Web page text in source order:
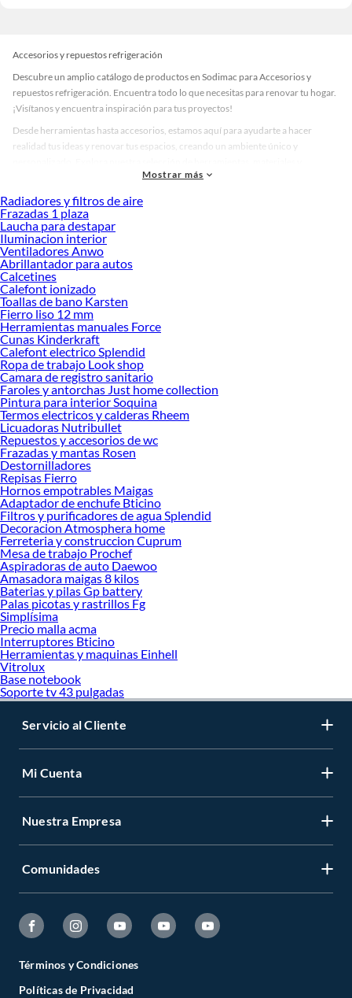
Accesorios y repuestos refrigeración
Descubre un amplio catálogo de productos en Sodimac para Accesorios y
repuestos refrigeración. Encuentra todo lo que necesitas para renovar tu hogar.
¡Visítanos y encuentra inspiración para tus proyectos!
Desde herramientas hasta accesorios, estamos aquí para ayudarte a hacer
realidad tus ideas y renovar tus espacios, creando un ambiente único y
accesorios de calidad que te ayudarán a crear un espacio más tú.
Desde remodelaciones hasta proyectos de decoración, estamos aquí para hacer
tus ideas realidad. ¡Visítanos y encuentra todo lo que tenemos para ofrecerte en
Accesorios y repuestos refrigeración!
Explora la variedad de productos de Accesorios y repuestos
refrigeración en Sodimac
Herramientas, materiales y accesorios de calidad para tus proyectos y
renovación de espacios. ¡Visítanos y descubre todo lo que tenemos para
ofrecerte!
Encuentra una amplia variedad de productos de Accesorios y repuestos
refrigeración en Sodimac. Encuentra todo lo necesario para tus proyectos de
renovación y decoración. ¡Visítanos y haz tus ideas realidad!
Mostrar más
Radiadores y filtros de aire
Frazadas 1 plaza
Laucha para destapar
Iluminacion interior
Ventiladores Anwo
Abrillantador para autos
Calcetines
Calefont ionizado
Toallas de bano Karsten
Fierro liso 12 mm
Herramientas manuales Force
Cunas Kinderkraft
Calefont electrico Splendid
Ropa de trabajo Look shop
Camara de registro sanitario
Faroles y antorchas Just home collection
Pintura para interior Soquina
Termos electricos y calderas Rheem
Licuadoras Nutribullet
Repuestos y accesorios de wc
Frazadas y mantas Rosen
Destornilladores
Repisas Fierro
Hornos empotrables Maigas
Adaptador de enchufe Bticino
Filtros y purificadores de agua Splendid
Decoracion Atmosphera home
Ferreteria y construccion Cuprum
Mesa de trabajo Prochef
Aspiradoras de auto Daewoo
Amasadora maigas 8 kilos
Baterias y pilas Gp battery
Palas picotas y rastrillos Fg
Simplísima
Precio malla acma
Interruptores Bticino
Herramientas y maquinas Einhell
Vitrolux
Base notebook
Soporte tv 43 pulgadas
Servicio al Cliente
Mi Cuenta
Nuestra Empresa
Comunidades
Términos y Condiciones
Políticas de Privacidad